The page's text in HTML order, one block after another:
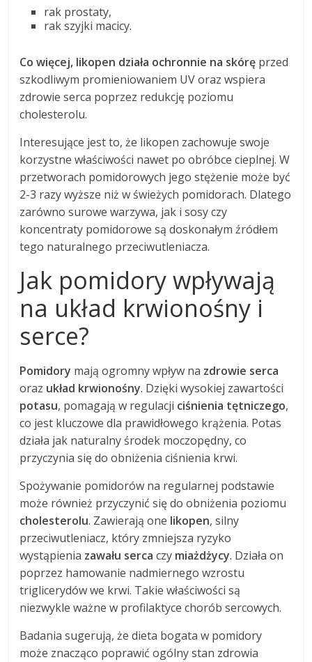
rak prostaty,
rak szyjki macicy.
Co więcej, likopen działa ochronnie na skórę przed
szkodliwym promieniowaniem UV oraz wspiera
zdrowie serca poprzez redukcję poziomu
cholesterolu.
Interesujące jest to, że likopen zachowuje swoje
korzystne właściwości nawet po obróbce cieplnej. W
przetworach pomidorowych jego stężenie może być
2-3 razy wyższe niż w świeżych pomidorach. Dlatego
zarówno surowe warzywa, jak i sosy czy
koncentraty pomidorowe są doskonałym źródłem
tego naturalnego przeciwutleniacza.
Jak pomidory wpływają
na układ krwionośny i
serce?
Pomidory mają ogromny wpływ na zdrowie serca
oraz układ krwionośny. Dzięki wysokiej zawartości
potasu, pomagają w regulacji ciśnienia tętniczego,
co jest kluczowe dla prawidłowego krążenia. Potas
działa jak naturalny środek moczopędny, co
przyczynia się do obniżenia ciśnienia krwi.
Spożywanie pomidorów na regularnej podstawie
może również przyczynić się do obniżenia poziomu
cholesterolu. Zawierają one likopen, silny
przeciwutleniacz, który zmniejsza ryzyko
wystąpienia zawału serca czy miażdżycy. Działa on
poprzez hamowanie nadmiernego wzrostu
triglicerydów we krwi. Takie właściwości są
niezwykle ważne w profilaktyce chorób sercowych.
Badania sugerują, że dieta bogata w pomidory
może znacząco poprawić ogólny stan zdrowia